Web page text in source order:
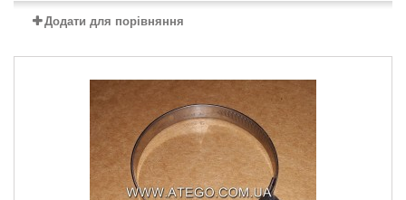
Додати для порівняння